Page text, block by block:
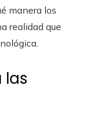
manera los
realidad que
las